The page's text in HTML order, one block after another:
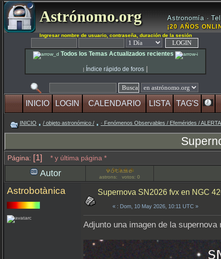
Astrónomo.org Astronomía ·
¡20 AÑOS
Ingresar nombre de usuario, contraseña, duración de la sesión
Todos los Temas Actualizados recientes
| Índice rápido de foros |
INICIO LOGIN CALENDARIO LISTA TAG'S
INICIO / objeto astronómico / · Fenómenos Observables / Efemérides /
Página: [1] * y última página *
Autor astrons: votos: 0
Astrobotànica Supernova SN2026 fvx en NGC
« : Dom, 10 May 2026, 10:11 UTC »
Adjunto una imagen de la